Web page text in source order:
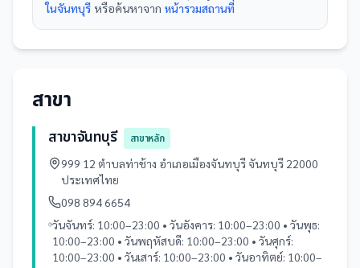
ในจันทบุรี หรือค้นหาจาก หน้ารวมสถานที่
สาขา
สาขาจันทบุรี
สาขาหลัก
999 12 ตำบลท่าช้าง อำเภอเมืองจันทบุรี จันทบุรี 22000
ประเทศไทย
098 894 6654
วันจันทร์: 10:00–23:00 • วันอังคาร: 10:00–23:00 • วันพุธ:
10:00–23:00 • วันพฤหัสบดี: 10:00–23:00 • วันศุกร์:
10:00–23:00 • วันเสาร์: 10:00–23:00 • วันอาทิตย์: 10:00–